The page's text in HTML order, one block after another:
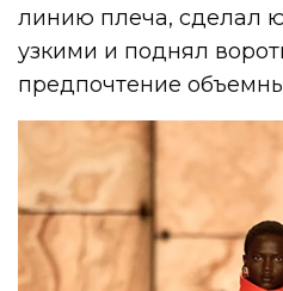
линию плеча, сделал
узкими и поднял
предпочтение